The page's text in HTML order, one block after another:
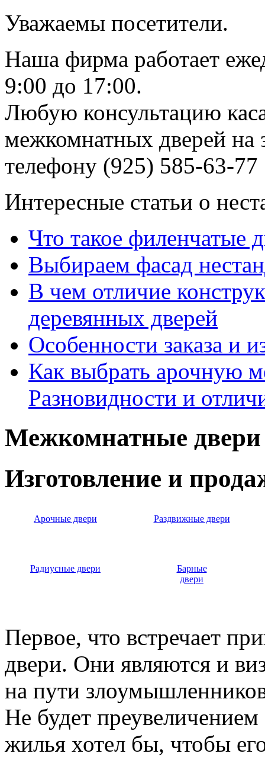
Уважаемы посетители.
Наша фирма работает
9:00 до 17:00.
Любую консультацию
межкомнатных дверей на
телефону (925) 585-63-77
Интересные статьи о
Что такое филенчатые
Выбираем фасад
В чем отличие
деревянных дверей
Особенности заказа и
Как выбрать арочную
Разновидности и
Межкомнатные двери
Изготовление и
Арочные двери Раздвижные двери
Радиусные двери
Барные
двери
Первое, что встречает
двери. Они являются и
на пути
Не будет
жилья хотел бы, чтобы